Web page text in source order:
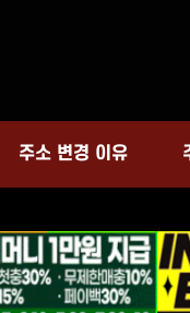
주소 변경 이유